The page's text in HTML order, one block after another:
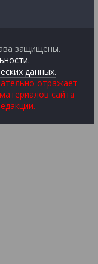
защищены.
данных.
отражает
сайта